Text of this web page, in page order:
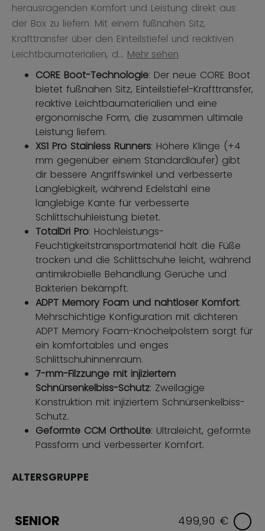
herausragenden Komfort und Leistung direkt aus
der Box zu liefern. Mit einem fußnahen Sitz,
Krafttransfer über den Einteilstiefel und reaktiven
Leichtbaumaterialien, d... Mehr sehen
CORE Boot-Technologie: Der neue CORE Boot
bietet fußnahen Sitz, Einteilstiefel-Krafttransfer,
reaktive Leichtbaumaterialien und eine
ergonomische Form, die zusammen ultimale
Leistung liefern.
XS1 Pro Stainless Runners: Höhere Klinge (+4
mm gegenüber einem Standardläufer) gibt
dir bessere Angriffswinkel und verbesserte
Langlebigkeit, während Edelstahl eine
langlebige Kante für verbesserte
Schlittschuhleistung bietet.
TotalDri Pro: Hochleistungs-
Feuchtigkeitstransportmaterial hält die Füße
trocken und die Schlittschuhe leicht, während
antimikrobielle Behandlung Gerüche und
Bakterien bekämpft.
ADPT Memory Foam und nahtloser Komfort:
Mehrschichtige Konfiguration mit dichteren
ADPT Memory Foam-Knöchelpolstern sorgt für
ein komfortables und enges
Schlittschuhinnenraum.
7-mm-Filzzunge mit injiziertem
Schnürsenkelbiss-Schutz: Zweilagige
Konstruktion mit injiziertem Schnürsenkelbiss-
Schutz.
Geformte CCM OrthoLite: Ultraleicht, geformte
Passform und verbesserter Komfort.
ALTERSGRUPPE
SENIOR 499,90 €